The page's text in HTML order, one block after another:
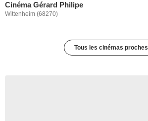
Cinéma Gérard Philipe
Wittenheim (68270)
Tous les cinémas proches